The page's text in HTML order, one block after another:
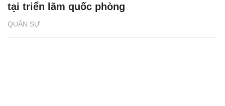
QUÂN SỰ
tại triển lãm quốc phòng